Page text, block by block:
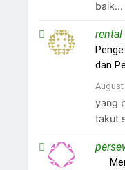
baik...
dan
August
yang
takut